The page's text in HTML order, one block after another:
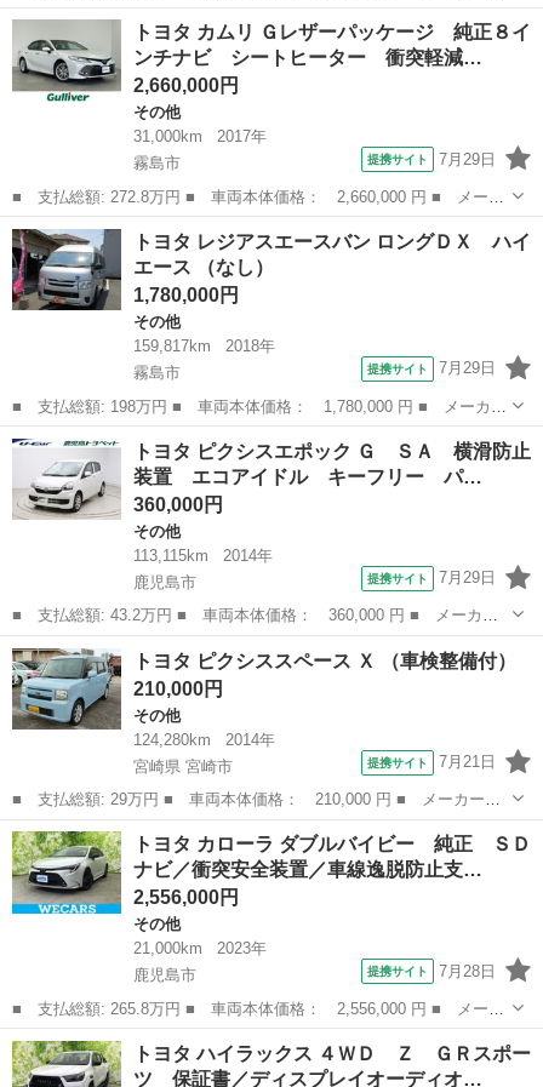
名： トヨタ ■ 車種名： ピクシススペース ■ グレード名：
Ｌ ドライブレコーダー ＥＴＣ バックカメラ スマートキー ア
イドリングストップ...
佐賀 佐賀市 その他
トヨタ カムリ Ｇレザーパッケージ 純正８イ
ンチナビ シートヒーター 衝突軽減…
2,660,000円
その他
31,000km
2017年
霧島市
提携サイト 7月29日
■ 支払総額: 272.8万円 ■ 車両本体価格： 2,660,000 円 ■ メーカ
ー名： トヨタ ■ 車種名： カムリ ■ グレード名： Ｇレザーパ
ッケージ 純正８インチナビ シートヒーター 衝突軽減ブレーキ
ブライン...
鹿児島 霧島市 その他
トヨタ レジアスエースバン ロングＤＸ ハイ
エース （なし）
1,780,000円
その他
159,817km
2018年
霧島市
提携サイト 7月29日
■ 支払総額: 198万円 ■ 車両本体価格： 1,780,000 円 ■ メーカー
名： トヨタ ■ 車種名： レジアスエースバン ■ グレード名：
ロングＤＸ ハイエース ■ 排気量： 2000cc ■ ドア枚数： 4D...
鹿児島 霧島市 その他
トヨタ ピクシスエポック Ｇ ＳＡ 横滑防止
装置 エコアイドル キーフリー パ…
360,000円
その他
113,115km
2014年
鹿児島市
提携サイト 7月29日
■ 支払総額: 43.2万円 ■ 車両本体価格： 360,000 円 ■ メーカー
名： トヨタ ■ 車種名： ピクシスエポック ■ グレード名：
Ｇ ＳＡ 横滑防止装置 エコアイドル キーフリー パワステ イ
モビライザー ...
鹿児島 鹿児島市 その他
トヨタ ピクシススペース Ｘ （車検整備付）
210,000円
その他
124,280km
2014年
宮崎県 宮崎市
提携サイト 7月21日
■ 支払総額: 29万円 ■ 車両本体価格： 210,000 円 ■ メーカー
名： トヨタ ■ 車種名： ピクシススペース ■ グレード名： Ｘ
■ 排気量： 660cc ■ ドア枚数： 5D ■ ミッション： CVT ■...
宮崎 宮崎市 その他
トヨタ カローラ ダブルバイビー 純正 ＳＤ
ナビ／衝突安全装置／車線逸脱防止支…
2,556,000円
その他
21,000km
2023年
鹿児島市
提携サイト 7月28日
■ 支払総額: 265.8万円 ■ 車両本体価格： 2,556,000 円 ■ メーカ
ー名： トヨタ ■ 車種名： カローラ ■ グレード名： ダブルバ
イビー 純正 ＳＤナビ／衝突安全装置／車線逸脱防止支援システム
／シート...
鹿児島 鹿児島市 その他
トヨタ ハイラックス ４ＷＤ Ｚ ＧＲスポー
ツ 保証書／ディスプレイオーディオ…